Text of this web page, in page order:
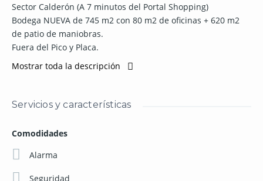
Sector Calderón (A 7 minutos del Portal Shopping)
Bodega NUEVA de 745 m2 con 80 m2 de oficinas + 620 m2
de patio de maniobras.
Fuera del Pico y Placa.
Dentro de complejo cerrado.
actividad comercial, industria bajo impacto (I1).
2 andenes independientes de carga y descarga.
de bomberos (con gabinetes).
Mostrar toda la descripción
Servicios y características
Comodidades
Alarma
Seguridad